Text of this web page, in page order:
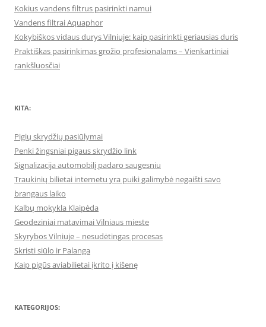
Kokius vandens filtrus pasirinkti namui
Vandens filtrai Aquaphor
Kokybiškos vidaus durys Vilniuje: kaip pasirinkti geriausias duris
Praktiškas pasirinkimas grožio profesionalams – Vienkartiniai
rankšluosčiai
KITA:
Pigių skrydžių pasiūlymai
Penki žingsniai pigaus skrydžio link
Signalizacija automobilį padaro saugesniu
Traukinių bilietai internetu yra puiki galimybė negaišti savo
brangaus laiko
Kalbų mokykla Klaipėda
Geodeziniai matavimai Vilniaus mieste
Skyrybos Vilniuje – nesudėtingas procesas
Skristi siūlo ir Palanga
Kaip pigūs aviabilietai įkrito į kišenę
KATEGORIJOS: